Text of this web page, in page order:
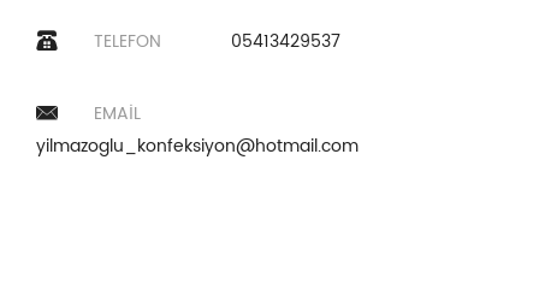
TELEFON 05413429537
EMAIL
yilmazoglu_konfeksiyon@hotmail.com